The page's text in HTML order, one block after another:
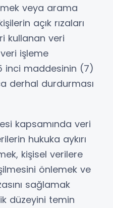
veya arama
açık rızaları
kullanan veri
işleme
inci maddesinin (7)
derhal durdurması
kapsamında veri
hukuka aykırı
kişisel verilere
önlemek ve
sağlamak
düzeyini temin